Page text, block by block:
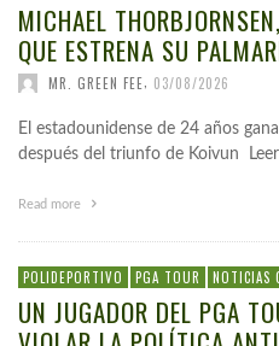
MICHAEL
QUE ESTRENA SU
MR. GREEN FEE 03/08/2026
El estadounidense de 24 años
después del triunfo de Koivun
Read more
POLIDEPORTIVO PGA TOUR NOTICIAS
UN JUGADOR DEL PGA